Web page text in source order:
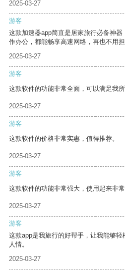
2025-03-27
游客
这款加速器app简直是居家旅行必备神
作办公，都能畅享高速网络，再也不用担
2025-03-27
游客
这款软件的功能非常全面，可以满足我所
2025-03-27
游客
这款软件的价格非常实惠，值得推荐。
2025-03-27
游客
这款软件的功能非常强大，使用起来非常
2025-03-27
游客
这款app是我旅行的好帮手，让我能够
人情。
2025-03-27